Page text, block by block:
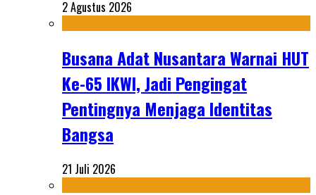
2 Agustus 2026
Busana Adat Nusantara Warnai HUT
Ke-65 IKWI, Jadi Pengingat
Pentingnya Menjaga Identitas
Bangsa
21 Juli 2026